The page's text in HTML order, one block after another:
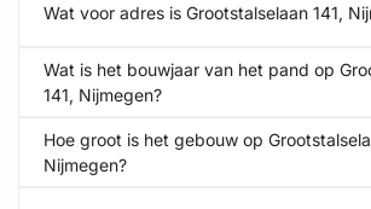
Wat voor adres is Grootstalselaan 141,
Wat is het bouwjaar van het pand op
141, Nijmegen?
Hoe groot is het gebouw op
Nijmegen?